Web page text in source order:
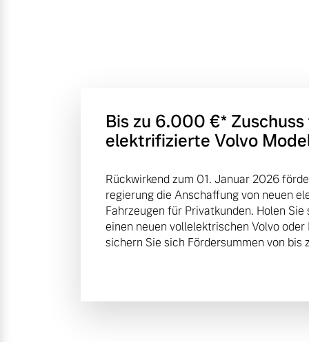
Bis zu 6.000 €⁠* Zuschuss
elektrifizierte Volvo
Rückwirkend zum 01. Januar 2026
regierung die Anschaffung von neuen
Fahrzeugen für Privatkunden. Holen
einen neuen vollelektrischen Volvo
sichern Sie sich Fördersummen von bis